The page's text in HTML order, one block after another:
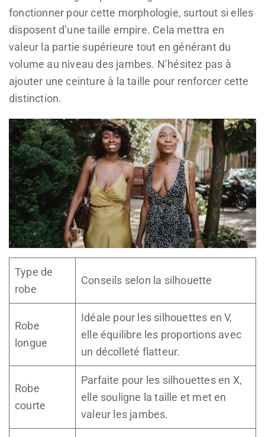
fonctionner pour cette morphologie, surtout si elles
disposent d’une taille empire. Cela mettra en
valeur la partie supérieure tout en générant du
volume au niveau des jambes. N’hésitez pas à
ajouter une ceinture à la taille pour renforcer cette
distinction.
Type de
robe
Conseils selon la silhouette
Robe
longue
Idéale pour les silhouettes en V,
elle équilibre les proportions avec
un décolleté flatteur.
Robe
courte
Parfaite pour les silhouettes en X,
elle souligne la taille et met en
valeur les jambes.